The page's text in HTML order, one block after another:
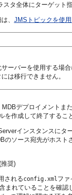
スタ全体にターゲット
、 JMSトピックを使
ーバーを使用する場
は移行できません。
デプロイメント
を作成して終了するこ
インスタンスにタ
のソース宛先がホス
奨)
されるconfig.xmlファ
まれていることを確